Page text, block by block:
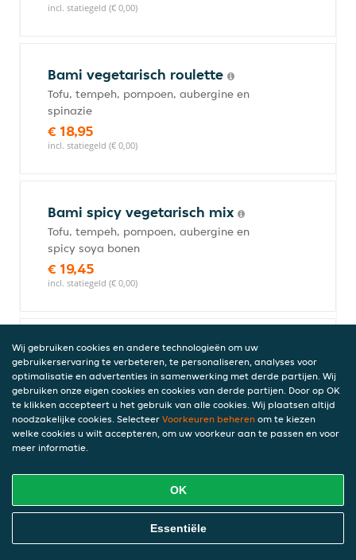
incl. statiegeld (€ 0,00)
Bami vegetarisch roulette
Tofu, tempeh, pompoen, aubergine en
spinazie
€ 18,95
incl. statiegeld (€ 0,00)
Bami spicy vegetarisch mix
Tofu, tempeh, pompoen, aubergine en
spicy soya bonen
€ 19,45
incl. statiegeld (€ 0,00)
Bami vegetarisch deluxe
Tofu, tempeh, pompoen, aubergine,
vegetarische pom en paksoi
€ 20,45
incl. statiegeld (€ 0,00)
Aardappels, 2 soorten groente en bij
speciaal een kerrie ei
€ 14,45
Online Eten Bestellen
Wij gebruiken cookies en andere technologieën om uw
gebruikerservaring te verbeteren, te personaliseren, analyses voor
optimalisatie en advertenties in samenwerking met derde partijen. Wij
gebruiken onze eigen cookies en cookies van derde partijen. Door op OK
te klikken accepteert u het gebruik van alle cookies. Wij plaatsen altijd
noodzakelijke cookies. Selecteer Voorkeuren beheren om te kiezen
welke cookies u wilt accepteren, om uw voorkeur aan te passen en voor
meer informatie.
OK
Essentiële